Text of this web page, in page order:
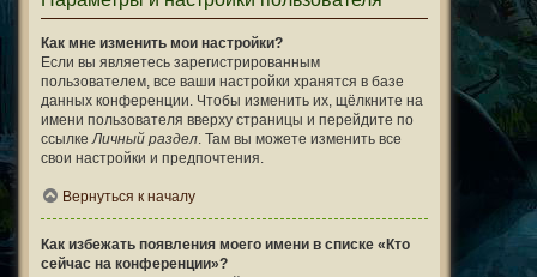
Как мне изменить мои настройки?
Если вы являетесь зарегистрированным
пользователем, все ваши настройки хранятся в базе
данных конференции. Чтобы изменить их, щёлкните на
имени пользователя вверху страницы и перейдите по
ссылкеЛичный раздел. Там вы можете изменить все
свои настройки и предпочтения.
Вернуться к началу
Как избежать появления моего имени в списке «Кто
сейчас на конференции»?